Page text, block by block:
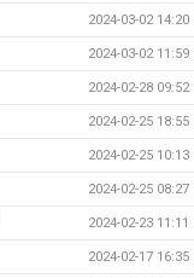
2024-03-02 14:20
2024-03-02 11:59
2024-02-28 09:52
2024-02-25 18:55
2024-02-25 10:13
2024-02-25 08:27
2024-02-23 11:11
2024-02-17 16:35